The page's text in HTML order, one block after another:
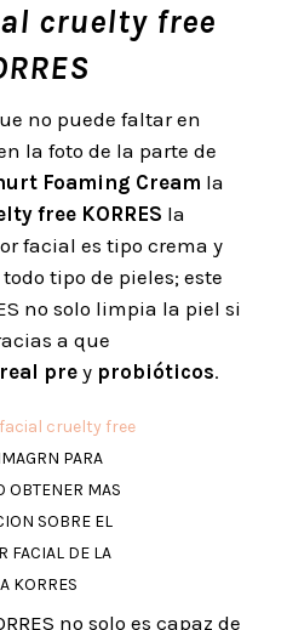
cruelty free
no puede faltar en
la foto de la parte de
Foaming Cream la
free KORRES la
facial es tipo crema y
tipo de pieles; este
no solo limpia la piel si
a que
pre y probióticos.
PARA
OBTENER MAS
SOBRE EL
FACIAL DE LA
KORRES
no solo es capaz de